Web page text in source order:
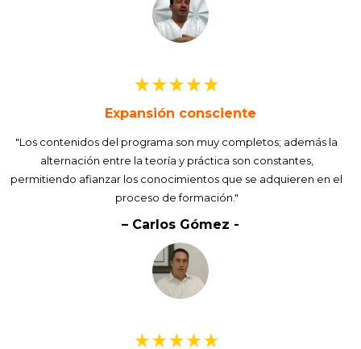
Expansión consciente
"Los contenidos del programa son muy completos; además la
alternación entre la teoría y práctica son constantes,
permitiendo afianzar los conocimientos que se adquieren en el
proceso de formación."
– Carlos Gómez -